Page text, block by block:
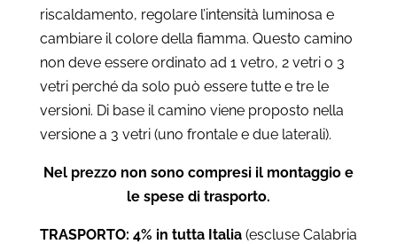
riscaldamento, regolare l’intensità luminosa e
cambiare il colore della fiamma. Questo camino
non deve essere ordinato ad 1 vetro, 2 vetri o 3
vetri perché da solo può essere tutte e tre le
versioni. Di base il camino viene proposto nella
versione a 3 vetri (uno frontale e due laterali).
Nel prezzo non sono compresi il montaggio e
le spese di trasporto.
TRASPORTO: 4% in tutta Italia (escluse Calabria